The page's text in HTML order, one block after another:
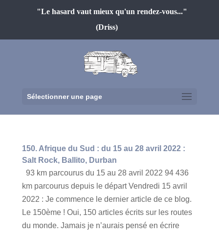
"Le hasard vaut mieux qu'un rendez-vous..."
(Driss)
Sélectionner une page
150. Afrique du Sud : du 15 au 28 avril 2022 :
Salt Rock, Ballito, Durban
93 km parcourus du 15 au 28 avril 2022 94 436
km parcourus depuis le départ Vendredi 15 avril
2022 : Je commence le dernier article de ce blog.
Le 150ème ! Oui, 150 articles écrits sur les routes
du monde. Jamais je n’aurais pensé en écrire